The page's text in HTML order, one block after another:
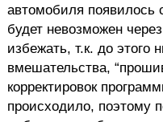
автомобиля появилось
будет невозможен
избежать, т.к. до этого
вмешательства,
корректировок
происходило, поэтому